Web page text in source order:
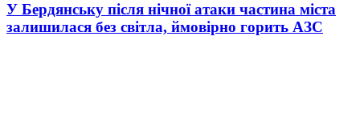
У Бердянську після нічної атаки частина міста
залишилася без світла, ймовірно горить АЗС